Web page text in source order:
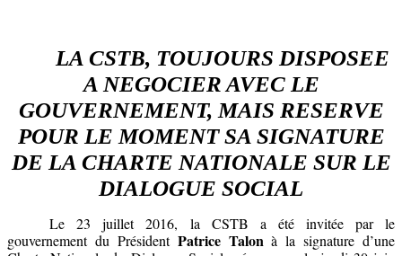
LA CSTB, TOUJOURS DISPOSEE
A NEGOCIER AVEC LE
GOUVERNEMENT, MAIS RESERVE
POUR LE MOMENT SA SIGNATURE
DE LA CHARTE NATIONALE SUR LE
DIALOGUE SOCIAL
Le 23 juillet 2016, la CSTB a été invitée par le
gouvernement du Président Patrice Talon à la signature d’une